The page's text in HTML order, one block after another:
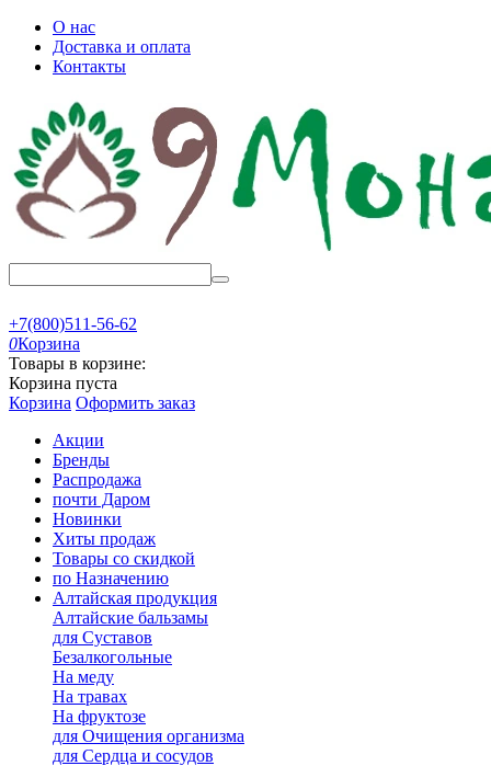
О нас
Доставка и оплата
Контакты
+7(800)511-56-62
0Корзина
Товары в корзине:
Корзина пуста
Корзина Оформить заказ
Акции
Бренды
Распродажа
почти Даром
Новинки
Хиты продаж
Товары со скидкой
по Назначению
Алтайская продукция
Алтайские бальзамы
для Суставов
Безалкогольные
На меду
На травах
На фруктозе
для Очищения организма
для Сердца и сосудов